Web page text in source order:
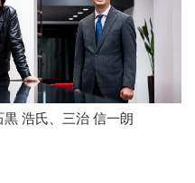
黒 浩氏、三治 信一朗